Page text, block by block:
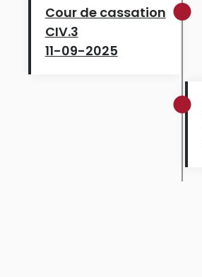
Cour de cassation
CIV.3
11-09-2025